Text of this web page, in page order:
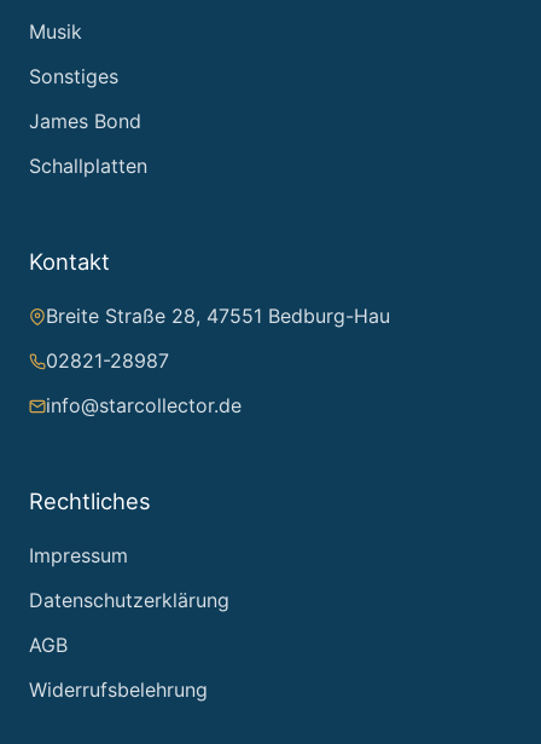
Musik
Sonstiges
James Bond
Schallplatten
Kontakt
Breite Straße 28, 47551 Bedburg-Hau
02821-28987
info@starcollector.de
Rechtliches
Impressum
Datenschutzerklärung
AGB
Widerrufsbelehrung